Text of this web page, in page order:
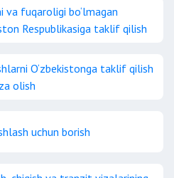
fuqaroligi bo‘lmagan
Respublikasiga taklif qilish
O‘zbekistonga taklif qilish
olish
uchun borish